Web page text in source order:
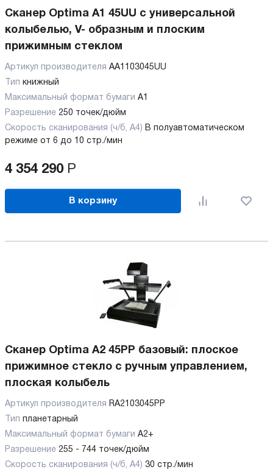
Сканер Optima A1 45UU с универсальной
колыбелью, V- образным и плоским
прижимным стеклом
Артикул производителя AA1103045UU
Тип книжный
Максимальный формат бумаги А1
Разрешение 250 точек/дюйм
Скорость сканирования (ч/б, А4) В полуавтоматическом
режиме от 6 до 10 стр./мин
4 354 290 Р
В корзину
Сканер Optima A2 45PP базовый: плоское
прижимное стекло с ручным управлением,
плоская колыбель
Артикул производителя RA2103045PP
Тип планетарный
Максимальный формат бумаги А2+
Разрешение 255 - 744 точек/дюйм
Скорость сканирования (ч/б, А4) 30 стр./мин